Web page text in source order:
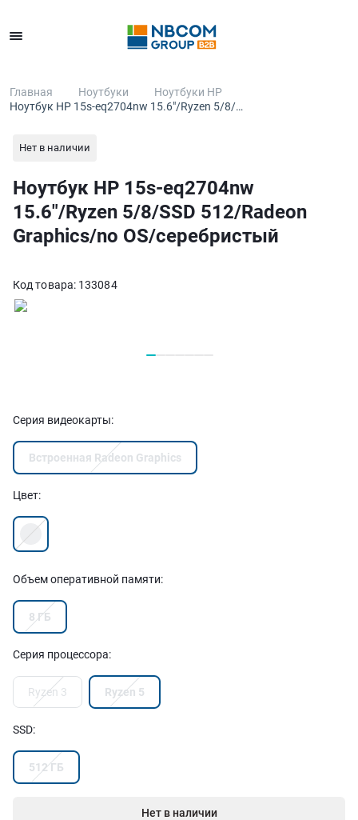
Главная Ноутбуки
Ноутбуки HP
Ноутбук HP 15s-eq2704nw 15.6″/Ryzen 5/8/…
Нет в наличии
Ноутбук HP 15s-eq2704nw
15.6″/Ryzen 5/8/SSD 512/Radeon
Graphics/no OS/серебристый
Код товара: 133084
Серия видеокарты:
Встроенная Radeon Graphics
Цвет:
Объем оперативной памяти:
8 ГБ
Серия процессора:
Ryzen 3 Ryzen 5
SSD:
512 ГБ
Нет в наличии